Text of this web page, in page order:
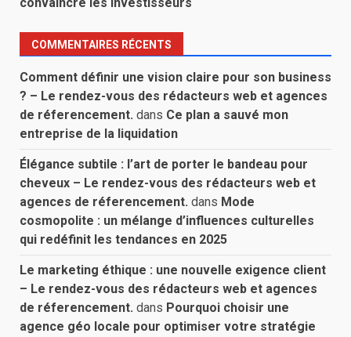
COMMENTAIRES RÉCENTS
Comment définir une vision claire pour son business
? – Le rendez-vous des rédacteurs web et agences
de réferencement. dans Ce plan a sauvé mon
entreprise de la liquidation
Élégance subtile : l’art de porter le bandeau pour
cheveux – Le rendez-vous des rédacteurs web et
agences de réferencement. dans Mode
cosmopolite : un mélange d’influences culturelles
qui redéfinit les tendances en 2025
Le marketing éthique : une nouvelle exigence client
– Le rendez-vous des rédacteurs web et agences
de réferencement. dans Pourquoi choisir une
agence géo locale pour optimiser votre stratégie